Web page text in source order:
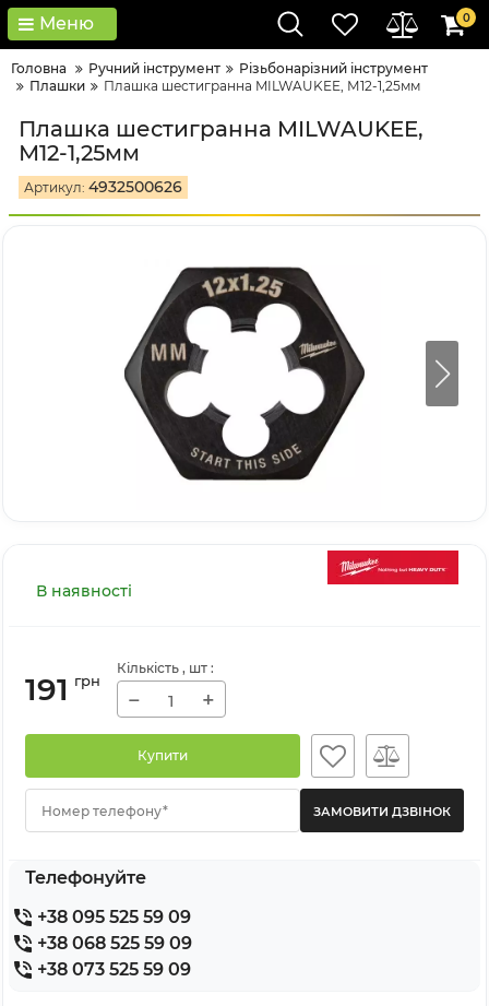
Меню 0
Головна Ручний інструмент
Різьбонарізний інструмент
Плашки
Плашка шестигранна MILWAUKEE, М12-1,25мм
Плашка шестигранна MILWAUKEE,
М12-1,25мм
Артикул: 4932500626
В наявності
191 грн
Кількість , шт :
− +
Купити
Номер телефону*
Телефонуйте
+38 095 525 59 09
+38 068 525 59 09
+38 073 525 59 09